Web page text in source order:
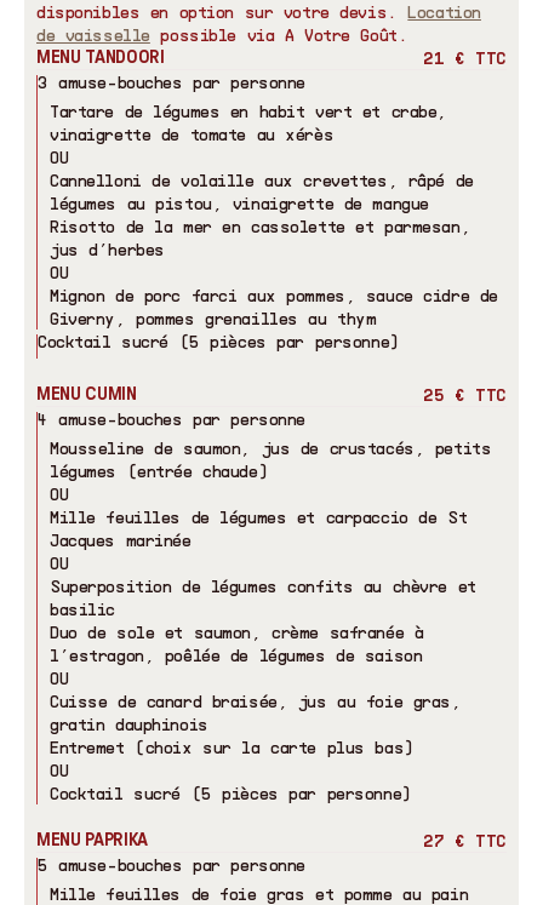
disponibles en option sur votre devis.Location
de vaisselle possible via A Votre Goût.
MENU TANDOORI
21 € TTC
3 amuse-bouches par personne
Tartare de légumes en habit vert et crabe,
vinaigrette de tomate au xérès
OU
Cannelloni de volaille aux crevettes, râpé de
légumes au pistou, vinaigrette de mangue
Risotto de la mer en cassolette et parmesan,
jus d’herbes
OU
Mignon de porc farci aux pommes, sauce cidre de
Giverny, pommes grenailles au thym
Cocktail sucré (5 pièces par personne)
MENU CUMIN
25 € TTC
4 amuse-bouches par personne
Mousseline de saumon, jus de crustacés, petits
légumes (entrée chaude)
OU
Mille feuilles de légumes et carpaccio de St
Jacques marinée
OU
Superposition de légumes confits au chèvre et
basilic
Duo de sole et saumon, crème safranée à
l’estragon, poêlée de légumes de saison
OU
Cuisse de canard braisée, jus au foie gras,
gratin dauphinois
Entremet (choix sur la carte plus bas)
OU
Cocktail sucré (5 pièces par personne)
MENU PAPRIKA
27 € TTC
5 amuse-bouches par personne
Mille feuilles de foie gras et pomme au pain